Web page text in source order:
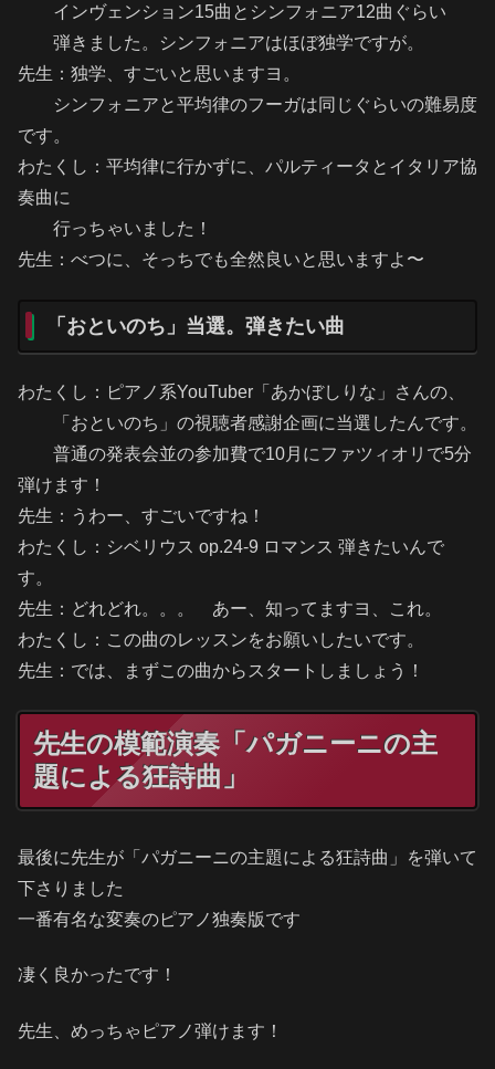
インヴェンション15曲とシンフォニア12曲ぐらい
弾きました。シンフォニアはほぼ独学ですが。
先生：独学、すごいと思いますヨ。
シンフォニアと平均律のフーガは同じぐらいの難易度
です。
わたくし：平均律に行かずに、パルティータとイタリア協
奏曲に
行っちゃいました！
先生：べつに、そっちでも全然良いと思いますよ〜
「おといのち」当選。弾きたい曲
わたくし：ピアノ系YouTuber「あかぼしりな」さんの、
「おといのち」の視聴者感謝企画に当選したんです。
普通の発表会並の参加費で10月にファツィオリで5分
弾けます！
先生：うわー、すごいですね！
わたくし：シベリウス op.24-9 ロマンス 弾きたいんで
す。
先生：どれどれ。。。 あー、知ってますヨ、これ。
わたくし：この曲のレッスンをお願いしたいです。
先生：では、まずこの曲からスタートしましょう！
先生の模範演奏「パガニーニの主
題による狂詩曲」
最後に先生が「パガニーニの主題による狂詩曲」を弾いて
下さりました
一番有名な変奏のピアノ独奏版です
凄く良かったです！
先生、めっちゃピアノ弾けます！